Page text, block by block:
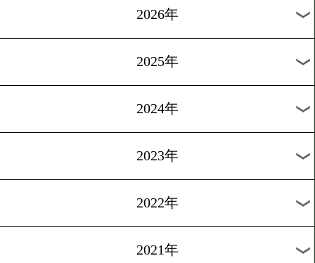
過去のニュース
2026年
2025年